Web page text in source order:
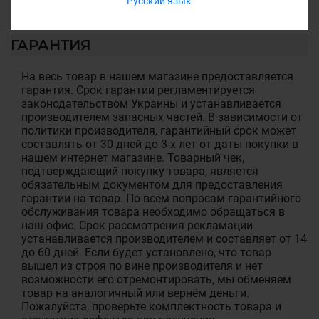
ГАРАНТИЯ
На весь товар в нашем магазине предоставляется
гарантия. Срок гарантии регламентируется
законодательством Украины и устанавливается
производителем запасных частей. В зависимости от
политики производителя, гарантийный срок может
составлять от 30 дней до 3-х лет от даты покупки в
нашем интернет магазине. Товарный чек,
подтверждающий покупку товара, является
обязательным документом для предоставления
гарантии на товар. По всем вопросам гарантийного
обслуживания товара необходимо обращаться в
наш офис. Срок рассмотрения рекламации
устанавливается производителем и составляет от 14
до 60 дней. Если будет установлено, что товар
вышел из строя по вине производителя и нет
возможности его отремонтировать, мы обменяем
товар на аналогичный или вернём деньги.
Пожалуйста, проверьте комплектность товара и